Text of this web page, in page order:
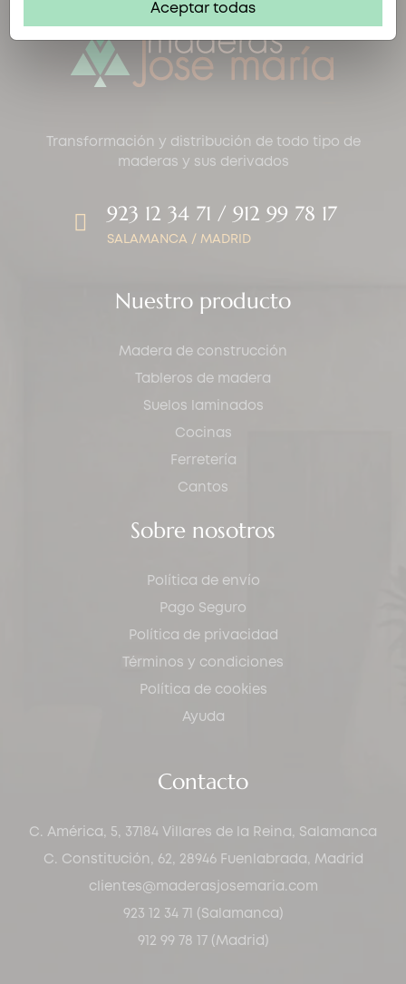
Aceptar todas
Transformación y distribución de todo tipo de
maderas y sus derivados
923 12 34 71 / 912 99 78 17
SALAMANCA / MADRID
Nuestro producto
Madera de construcción
Tableros de madera
Suelos laminados
Cocinas
Ferretería
Cantos
Sobre nosotros
Política de envío
Pago Seguro
Política de privacidad
Términos y condiciones
Política de cookies
Ayuda
Contacto
C. América, 5, 37184 Villares de la Reina, Salamanca
C. Constitución, 62, 28946 Fuenlabrada, Madrid
clientes@maderasjosemaria.com
923 12 34 71 (Salamanca)
912 99 78 17 (Madrid)